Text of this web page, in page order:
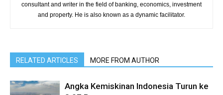
consultant and writer in the field of banking, economics, investment
and property. He is also known as a dynamic facilitator.
RELATED ARTICLES MORE FROM AUTHOR
Angka Kemiskinan Indonesia Turun ke